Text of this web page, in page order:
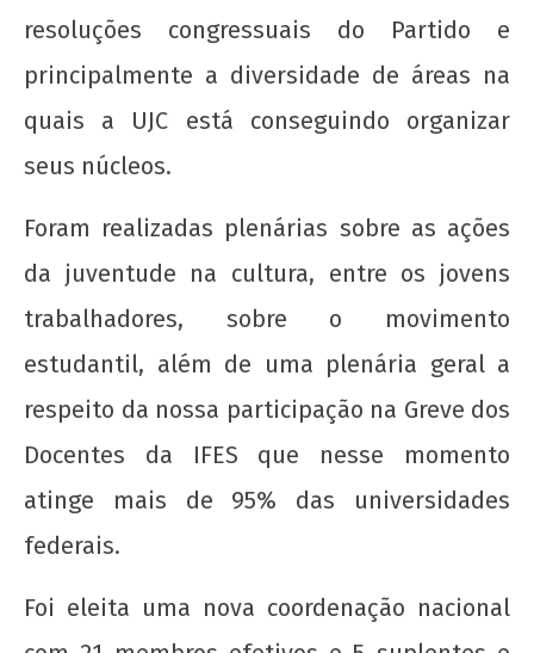
A Munição da Direita Não é Travesti
agosto
de
2012
wp-
admin
22 de
agosto
resoluções congressuais do Partido e
principalmente a diversidade de áreas na
quais a UJC está conseguindo organizar
seus núcleos.
Foram realizadas plenárias sobre as ações
da juventude na cultura, entre os jovens
trabalhadores, sobre o movimento
estudantil, além de uma plenária geral a
respeito da nossa participação na Greve dos
Docentes da IFES que nesse momento
atinge mais de 95% das universidades
federais.
Foi eleita uma nova coordenação nacional